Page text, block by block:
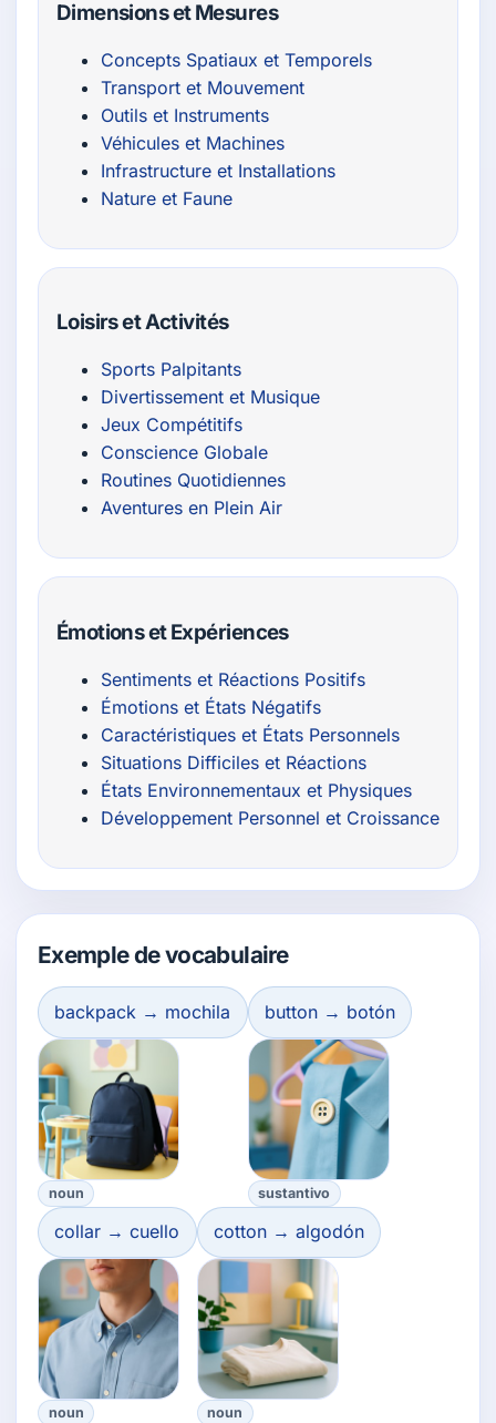
Dimensions et Mesures
Concepts Spatiaux et Temporels
Transport et Mouvement
Outils et Instruments
Véhicules et Machines
Infrastructure et Installations
Nature et Faune
Loisirs et Activités
Sports Palpitants
Divertissement et Musique
Jeux Compétitifs
Conscience Globale
Routines Quotidiennes
Aventures en Plein Air
Émotions et Expériences
Sentiments et Réactions Positifs
Émotions et États Négatifs
Caractéristiques et États Personnels
Situations Difficiles et Réactions
États Environnementaux et Physiques
Développement Personnel et Croissance
Exemple de vocabulaire
backpack → mochila
noun
button → botón
sustantivo
collar → cuello
noun
cotton → algodón
noun